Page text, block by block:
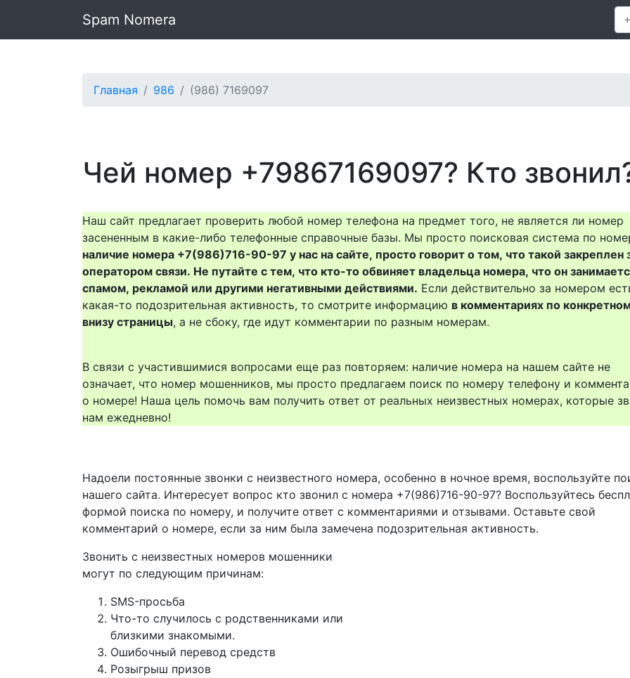
Spam Nomera
Главная 986 (986) 7169097
Чей номер +79867169097? Кто
Наш сайт предлагает проверить любой номер телефона на предмет того, не является ли номер
засененным в какие-либо телефонные справочные базы. Мы просто поисковая система по
наличие номера +7(986)716-90-97 у нас на сайте, просто говорит о том, что такой закреплен
оператором связи. Не путайте с тем, что кто-то обвиняет владельца номера, что он
спамом, рекламой или другими негативными действиями. Если действительно за номером
какая-то подозрительная активность, то смотрите информацию в комментариях по
внизу страницы, а не сбоку, где идут комментарии по разным номерам.
В связи с участившимися вопросами еще раз повторяем: наличие номера на нашем сайте не
означает, что номер мошенников, мы просто предлагаем поиск по номеру телефону и
о номере! Наша цель помочь вам получить ответ от реальных неизвестных номерах, которые
нам ежедневно!
Надоели постоянные звонки с неизвестного номера, особенно в ночное время, воспользуйте
нашего сайта. Интересует вопрос кто звонил с номера +7(986)716-90-97? Воспользуйтесь
формой поиска по номеру, и получите ответ с комментариями и отзывами. Оставьте свой
комментарий о номере, если за ним была замечена подозрительная активность.
Звонить с неизвестных номеров мошенники
могут по следующим причинам:
SMS-просьба
Что-то случилось с родственниками или
близкими знакомыми.
Ошибочный перевод средств
Розыгрыш призов